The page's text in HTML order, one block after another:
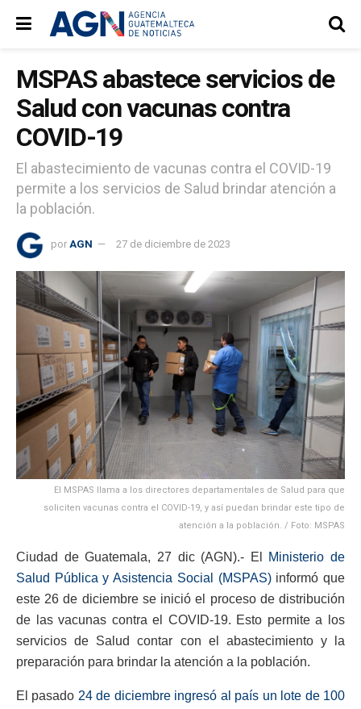
MSPAS abastece servicios de
Salud con vacunas contra
COVID-19
El abastecimiento de vacunas contra el COVID-19
permite a los servicios de Salud brindar atención a
la población.
por AGN 27 de diciembre de 2023
El MSPAS llama a los directores departamentales de Salud para que
soliciten vacunas contra el COVID-19, y así puedan brindar este tipo de
atención a la población. / Foto: MSPAS
Ciudad de Guatemala, 27 dic (AGN).- El Ministerio de
Salud Pública y Asistencia Social (MSPAS)informó que
este 26 de diciembre se inició el proceso de distribución
de las vacunas contra el COVID-19. Esto permite a los
servicios de Salud contar con el abastecimiento y la
preparación para brindar la atención a la población.
El pasado 24 de diciembre ingresó al país un lote de 100